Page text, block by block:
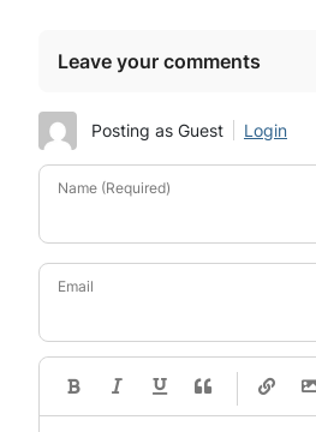
Leave your comments
Posting as Guest Login
Name (Required)
Email
-